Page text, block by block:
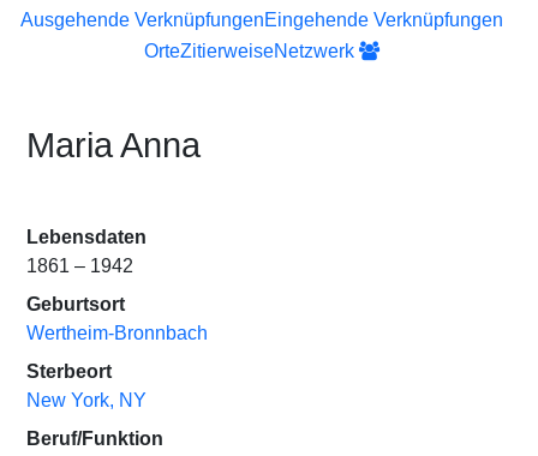
Ausgehende VerknüpfungenEingehende Verknüpfungen
OrteZitierweiseNetzwerk
Maria Anna
Lebensdaten
1861 – 1942
Geburtsort
Wertheim-Bronnbach
Sterbeort
New York, NY
Beruf/Funktion